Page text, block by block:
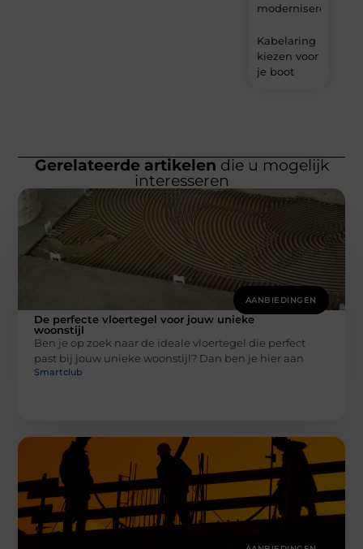
moderniseren
Kabelaring
kiezen voor
je boot
Gerelateerde artikelen die u mogelijk
interesseren
AANBIEDINGEN
De perfecte vloertegel voor jouw unieke
woonstijl
Ben je op zoek naar de ideale vloertegel die perfect
past bij jouw unieke woonstijl? Dan ben je hier aan
Smartclub